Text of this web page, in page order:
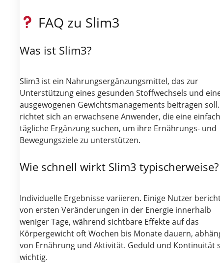
FAQ zu Slim3
Was ist Slim3?
Slim3 ist ein Nahrungsergänzungsmittel, das zur
Unterstützung eines gesunden Stoffwechsels und
ausgewogenen Gewichtsmanagements beitragen soll.
richtet sich an erwachsene Anwender, die eine
tägliche Ergänzung suchen, um ihre Ernährungs- und
Bewegungsziele zu unterstützen.
Wie schnell wirkt Slim3 typischerweise?
Individuelle Ergebnisse variieren. Einige Nutzer
von ersten Veränderungen in der Energie innerhalb
weniger Tage, während sichtbare Effekte auf das
Körpergewicht oft Wochen bis Monate dauern,
von Ernährung und Aktivität. Geduld und Kontinuität
wichtig.